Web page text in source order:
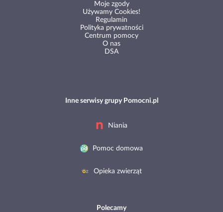
Moje zgody
Używamy Cookies!
Regulamin
Polityka prywatności
Centrum pomocy
O nas
DSA
Inne serwisy grupy Pomocni.pl
Niania
Pomoc domowa
Opieka zwierząt
Polecamy